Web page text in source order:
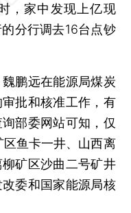
，家中发现上亿现
分行调去16台点钞
鹏远在能源局煤炭
批和核准工作，有
部委网站可知，仅
鱼卡一井、山西离
矿区沙曲二号矿井
委和国家能源局核